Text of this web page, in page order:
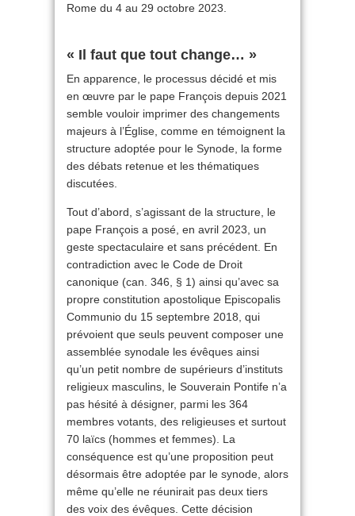
Rome du 4 au 29 octobre 2023.
« Il faut que tout change… »
En apparence, le processus décidé et mis
en œuvre par le pape François depuis 2021
semble vouloir imprimer des changements
majeurs à l’Église, comme en témoignent la
structure adoptée pour le Synode, la forme
des débats retenue et les thématiques
discutées.
Tout d’abord, s’agissant de la structure, le
pape François a posé, en avril 2023, un
geste spectaculaire et sans précédent. En
contradiction avec le Code de Droit
canonique (can. 346, § 1) ainsi qu’avec sa
propre constitution apostolique Episcopalis
Communio du 15 septembre 2018, qui
prévoient que seuls peuvent composer une
assemblée synodale les évêques ainsi
qu’un petit nombre de supérieurs d’instituts
religieux masculins, le Souverain Pontife n’a
pas hésité à désigner, parmi les 364
membres votants, des religieuses et surtout
70 laïcs (hommes et femmes). La
conséquence est qu’une proposition peut
désormais être adoptée par le synode, alors
même qu’elle ne réunirait pas deux tiers
des voix des évêques. Cette décision